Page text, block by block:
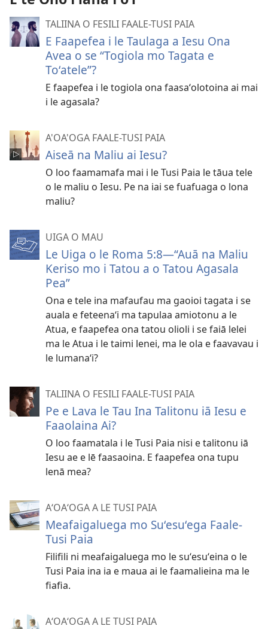
TALIINA O FESILI FAALE-TUSI PAIA
E Faapefea i le Taulaga a Iesu Ona
Avea o se “Togiola mo Tagata e
Toʻatele”?
E faapefea i le togiola ona faasaʻolotoina ai mai
i le agasala?
A'OA'OGA FAALE-TUSI PAIA
Aiseā na Maliu ai Iesu?
O loo faamamafa mai i le Tusi Paia le tāua tele
o le maliu o Iesu. Pe na iai se fuafuaga o lona
maliu?
UIGA O MAU
Le Uiga o le Roma 5:8​—“Auā na Maliu
Keriso mo i Tatou a o Tatou Agasala
Pea”
Ona e tele ina mafaufau ma gaoioi tagata i se
auala e feteenaʻi ma tapulaa amiotonu a le
Atua, e faapefea ona tatou olioli i se faiā lelei
ma le Atua i le taimi lenei, ma le ola e faavavau i
le lumanaʻi?
TALIINA O FESILI FAALE-TUSI PAIA
Pe e Lava le Tau Ina Talitonu iā Iesu e
Faaolaina Ai?
O loo faamatala i le Tusi Paia nisi e talitonu iā
Iesu ae e lē faasaoina. E faapefea ona tupu
lenā mea?
AʻOAʻOGA A LE TUSI PAIA
Meafaigaluega mo Suʻesuʻega Faale-
Tusi Paia
Filifili ni meafaigaluega mo le suʻesuʻeina o le
Tusi Paia ina ia e maua ai le faamalieina ma le
fiafia.
AʻOAʻOGA A LE TUSI PAIA